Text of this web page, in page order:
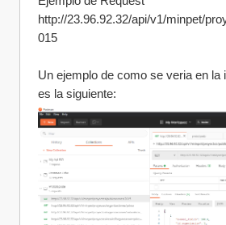
http://23.96.92.32/api/v1/minpet/
015
Un ejemplo de como se veria en la
es la siguiente: